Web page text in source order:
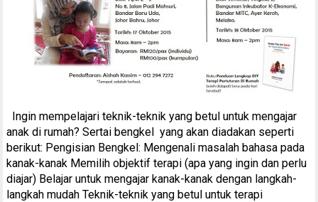
Ingin mempelajari teknik-teknik yang betul untuk mengajar
anak di rumah? Sertai bengkel yang akan diadakan seperti
berikut: Pengisian Bengkel: Mengenali masalah bahasa pada
kanak-kanak Memilih objektif terapi (apa yang ingin dan perlu
diajar) Belajar untuk mengajar kanak-kanak dengan langkah-
langkah mudah Teknik-teknik yang betul untuk terapi